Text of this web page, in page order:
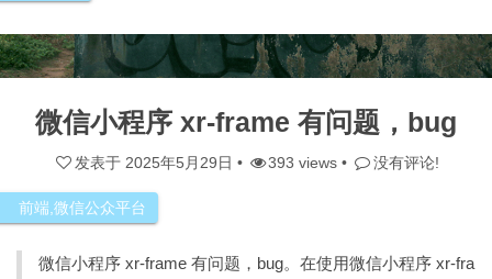
微信小程序 xr-frame 有问题，bug
发表于 2025年5月29日 • 393 views • 没有评论!
前端 微信公众平台
微信小程序 xr-frame 有问题，bug。在使用微信小程序 xr-fra